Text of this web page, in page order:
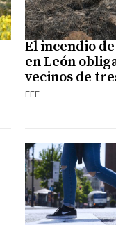
El incendio
en León
vecinos de
EFE